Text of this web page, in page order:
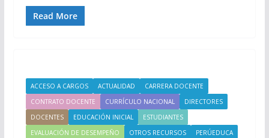
Read More
ACCESO A CARGOS ACTUALIDAD
CARRERA DOCENTE
CONTRATO DOCENTE
CURRÍCULO NACIONAL
DIRECTORES
DOCENTES
EDUCACIÓN INICIAL
ESTUDIANTES
EVALUACIÓN DE DESEMPEÑO
OTROS RECURSOS
PERÚEDUCA